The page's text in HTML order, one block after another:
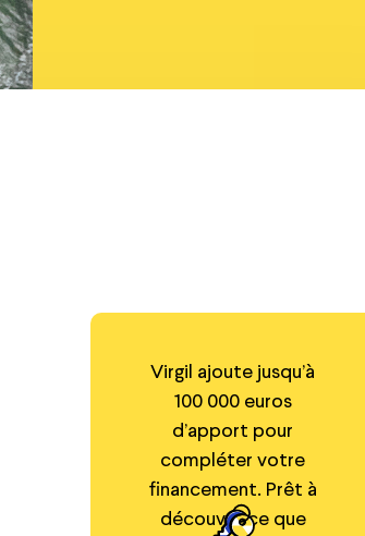
Virgil ajoute jusqu’à
100 000 euros
d’apport pour
compléter votre
financement. Prêt à
découvrir ce que